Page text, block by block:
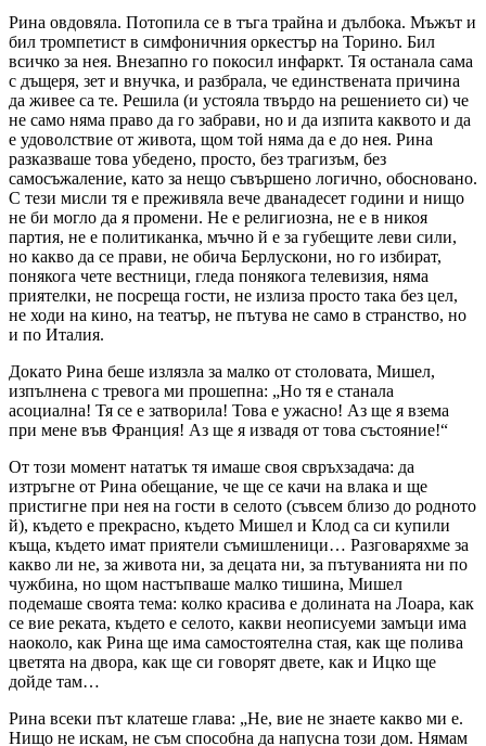
Рина овдовяла. Потопила се в тъга трайна и дълбока. Мъжът и
бил тромпетист в симфоничния оркестър на Торино. Бил
всичко за нея. Внезапно го покосил инфаркт. Тя останала сама
с дъщеря, зет и внучка, и разбрала, че единствената причина
да живее са те. Решила (и устояла твърдо на решението си) че
не само няма право да го забрави, но и да изпита каквото и да
е удоволствие от живота, щом той няма да е до нея. Рина
разказваше това убедено, просто, без трагизъм, без
самосъжаление, като за нещо съвършено логично, обосновано.
С тези мисли тя е преживяла вече дванадесет години и нищо
не би могло да я промени. Не е религиозна, не е в никоя
партия, не е политиканка, мъчно й е за губещите леви сили,
но какво да се прави, не обича Берлускони, но го избират,
понякога чете вестници, гледа понякога телевизия, няма
приятелки, не посреща гости, не излиза просто така без цел,
не ходи на кино, на театър, не пътува не само в странство, но
и по Италия.
Докато Рина беше излязла за малко от столовата, Мишел,
изпълнена с тревога ми прошепна: „Но тя е станала
асоциална! Тя се е затворила! Това е ужасно! Аз ще я взема
при мене във Франция! Аз ще я извадя от това състояние!“
От този момент нататък тя имаше своя свръхзадача: да
изтръгне от Рина обещание, че ще се качи на влака и ще
пристигне при нея на гости в селото (съвсем близо до родното
й), където е прекрасно, където Мишел и Клод са си купили
къща, където имат приятели съмишленици… Разговаряхме за
какво ли не, за живота ни, за децата ни, за пътуванията ни по
чужбина, но щом настъпваше малко тишина, Мишел
подемаше своята тема: колко красива е долината на Лоара, как
се вие реката, където е селото, какви неописуеми замъци има
наоколо, как Рина ще има самостоятелна стая, как ще полива
цветята на двора, как ще си говорят двете, как и Ицко ще
дойде там…
Рина всеки път клатеше глава: „Не, вие не знаете какво ми е.
Нищо не искам, не съм способна да напусна този дом. Нямам